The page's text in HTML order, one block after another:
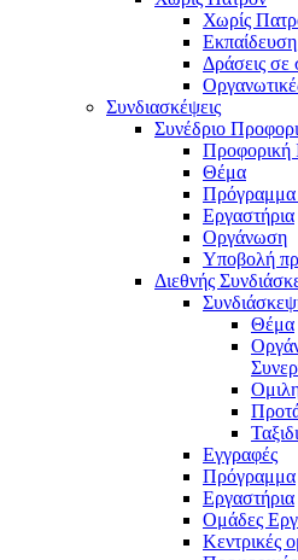
Χωρίς
Δράσεις σε
Συνδιασκέψεις
Συνέδριο
Προφορική
Θέμα
Πρόγραμμα
Εργαστήρια
Οργάνωση
Υποβολή
Διεθνής
Θέμα
Εγγραφές
Πρόγραμμα
Εργαστήρια
Ομάδες
Κεντρικές